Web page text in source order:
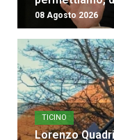
08 Agosto 2026
TICINO
Lorenzo